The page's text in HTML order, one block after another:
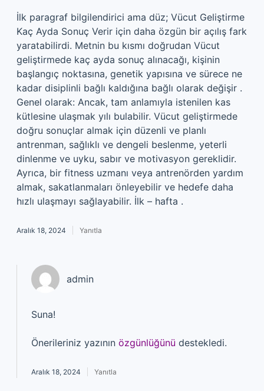
İlk paragraf bilgilendirici ama düz; Vücut Geliştirme
Kaç Ayda Sonuç Verir için daha özgün bir açılış fark
yaratabilirdi. Metnin bu kısmı doğrudan Vücut
geliştirmede kaç ayda sonuç alınacağı, kişinin
başlangıç noktasına, genetik yapısına ve sürece ne
kadar disiplinli bağlı kaldığına bağlı olarak değişir .
Genel olarak: Ancak, tam anlamıyla istenilen kas
kütlesine ulaşmak yılı bulabilir. Vücut geliştirmede
doğru sonuçlar almak için düzenli ve planlı
antrenman, sağlıklı ve dengeli beslenme, yeterli
dinlenme ve uyku, sabır ve motivasyon gereklidir.
Ayrıca, bir fitness uzmanı veya antrenörden yardım
almak, sakatlanmaları önleyebilir ve hedefe daha
hızlı ulaşmayı sağlayabilir. İlk – hafta .
Aralık 18, 2024 Yanıtla
admin
Suna!
Önerileriniz yazının özgünlüğünü destekledi.
Aralık 18, 2024 Yanıtla